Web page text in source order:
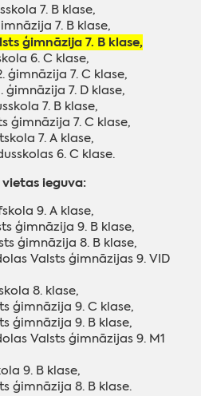
7. B klase,
7. B klase,
ģimnāzija 7. B klase,
6. C klase,
ģimnāzija 7. C klase,
ģimnāzija 7. D klase,
7. B klase,
ģimnāzija 7. C klase,
7. A klase,
6. C klase.
vietas ieguva:
9. A klase,
ģimnāzija 9. B klase,
ģimnāzija 8. B klase,
Valsts ģimnāzijas 9. VID
8. klase,
ģimnāzija 9. C klase,
ģimnāzija 9. B klase,
Valsts ģimnāzijas 9. M1
9. B klase,
ģimnāzija 8. B klase.